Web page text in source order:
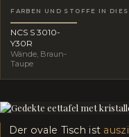
FARBEN UND STOFFE IN
NCS S 3010-
Y30R
Wände, Braun-
Taupe
Der ovale Tisch ist